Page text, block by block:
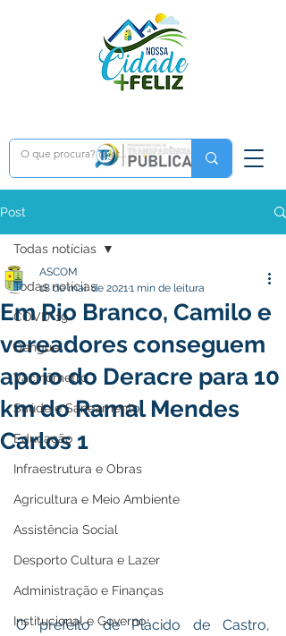
Post
Todas notícias
COVD-19
Dengue
Vacinômetro
Saúde e Saneamento
Educação
Infraestrutura e Obras
Agricultura e Meio Ambiente
Assistência Social
Desporto Cultura e Lazer
Administração e Finanças
Institucional e Governo
Todas notícias
Em Rio Branco, Camilo e
vereadores conseguem
apoio do Deracre para 10
km do Ramal Mendes
Carlos 1
ASCOM
18 de mai. de 20211 min de leitura
O prefeito de Plácido de Castro,